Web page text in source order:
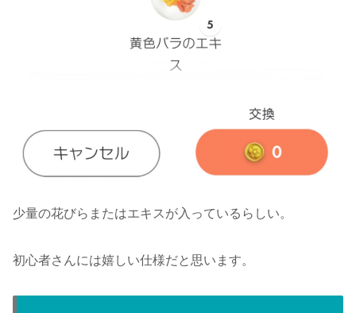
少量の花びらまたはエキスが入っているらしい。
初心者さんには嬉しい仕様だと思います。